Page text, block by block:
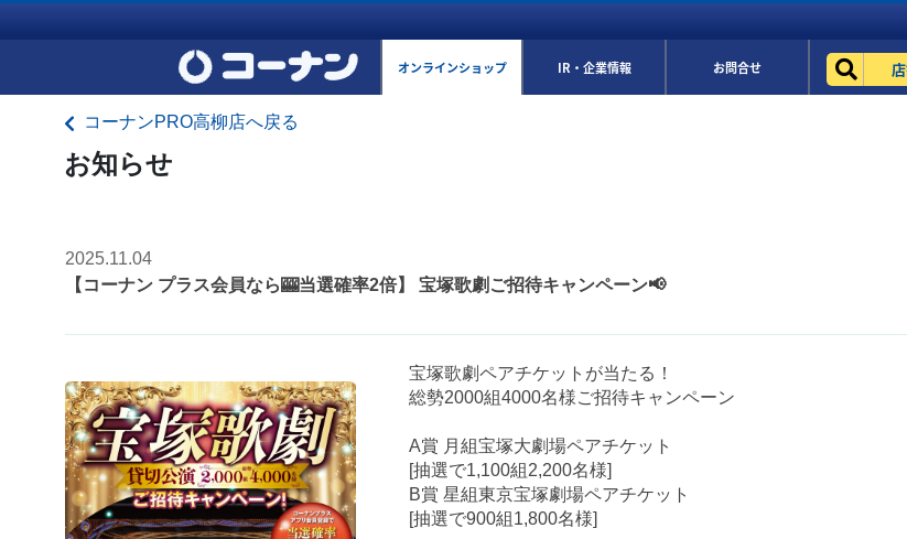
オンラインショップ IR・企業情報 お問合せ
コーナンPRO高柳店へ戻る
お知らせ
2025.11.04
【コーナン プラス会員なら🎰当選確率2倍】 宝塚歌劇ご招待キャンペーン📢
宝塚歌劇ペアチケットが当たる！
総勢2000組4000名様ご招待キャンペーン
A賞 月組宝塚大劇場ペアチケット
[抽選で1,100組2,200名様]
B賞 星組東京宝塚劇場ペアチケット
[抽選で900組1,800名様]